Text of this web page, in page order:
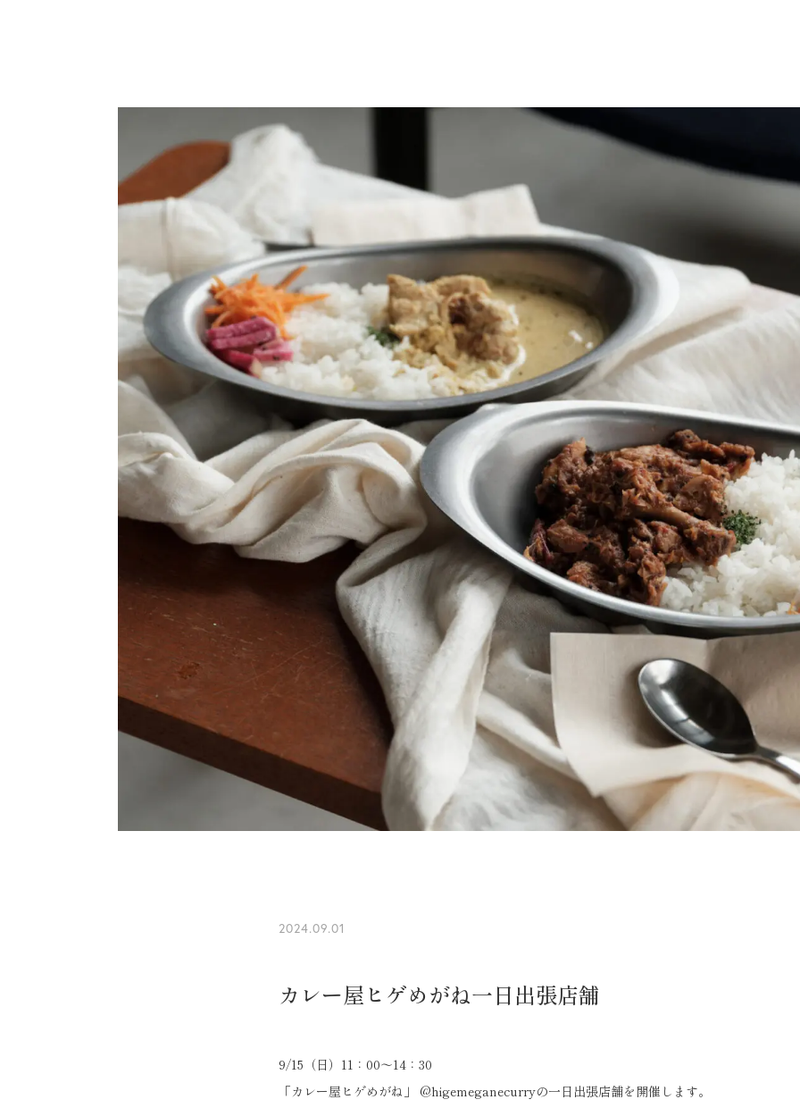
2024.09.01
カレー屋ヒゲめがね一日出張店舗
9/15（日）11：00～14：30
「カレー屋ヒゲめがね」 @higemeganecurryの一日出張店舗を開催します。